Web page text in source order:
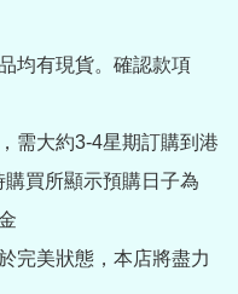
均有現貨。確認款項
需大約3-4星期訂購到港
買所顯示預購日子為
完美狀態，本店將盡力